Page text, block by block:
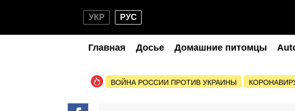
УКР РУС
Главная Досье Домашние питомцы
ВОЙНА РОССИИ ПРОТИВ УКРАИНЫ